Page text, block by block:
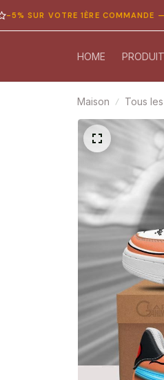
VOTRE 1ÈRE COMMANDE — CODE
HOME
Maison Tous